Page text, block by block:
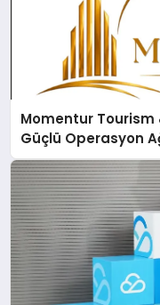
Momentur Tourism
Güçlü Operasyon